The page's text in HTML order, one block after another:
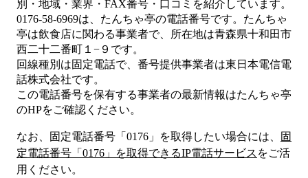
別・地域・業界・FAX番号・口コミを紹介しています。
0176-58-6969は、 たんちゃ亭の電話番号です。 たんちゃ
亭は飲食店に関わる事業者で、所在地は青森県十和田市
西二十二番町１−９ です。
回線種別は固定電話で、番号提供事業者は東日本電信電
話株式会社です。
この電話番号を保有する事業者の最新情報はたんちゃ亭
のHPをご確認ください。
なお、固定電話番号「 0176 」を取得したい場合には、
固
定電話番号「 0176 」を取得できるIP電話サービス をご活
用ください。